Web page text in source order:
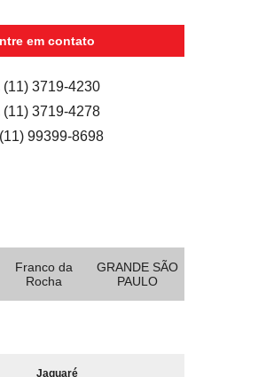
em contato
(11) 3719-4230
(11) 3719-4278
99399-8698
Franco da
Rocha
GRANDE SÃO
PAULO
Jaguaré